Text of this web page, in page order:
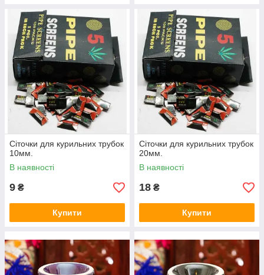
Сіточки для курильних трубок
10мм.
В наявності
9 ₴
Купити
Сіточки для курильних трубок
20мм.
В наявності
18 ₴
Купити